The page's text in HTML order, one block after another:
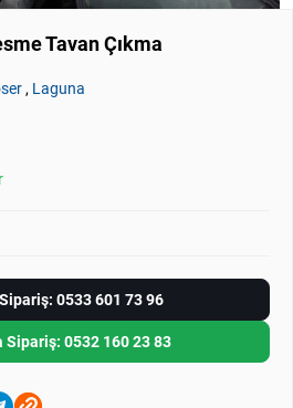
Tavan Çıkma
, Laguna
0533 601 73 96
Sipariş: 0532 160 23 83